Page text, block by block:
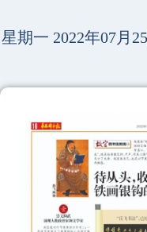
星期一 2022年07月